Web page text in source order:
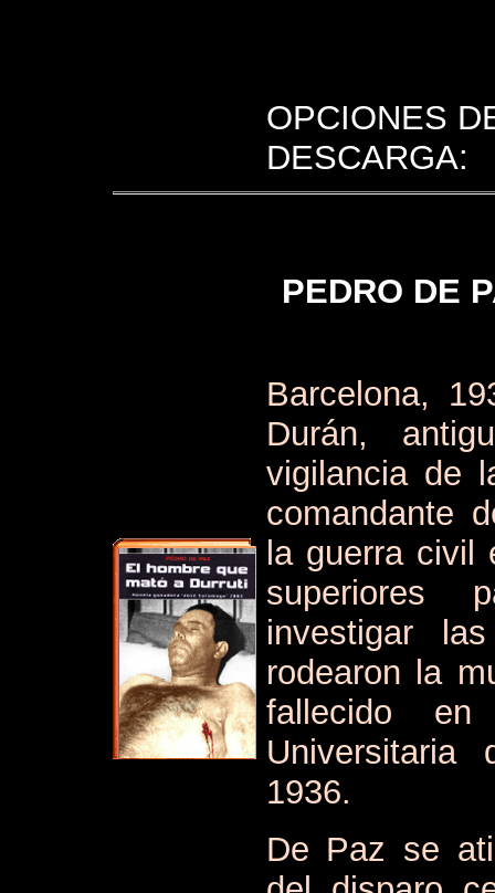
OPCIONES
DESCARGA:
PEDRO DE
Barcelona,
Durán,
vigilancia de
comandante
la guerra civil
superiores
investigar
rodearon la
fallecido
1936.
De Paz se